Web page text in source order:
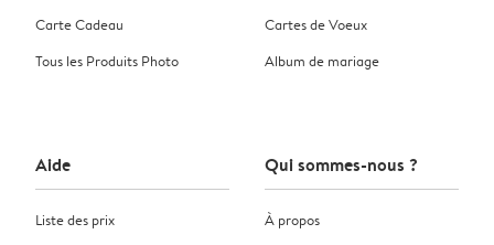
Carte Cadeau
Tous les Produits Photo
Cartes de Voeux
Album de mariage
Aide
Liste des prix
Qui sommes-nous ?
À propos